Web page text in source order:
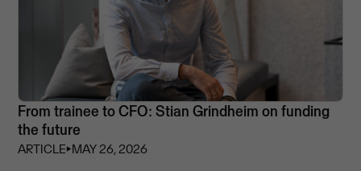
From trainee to CFO: Stian Grindheim on funding
the future
ARTICLE⏵MAY 26, 2026